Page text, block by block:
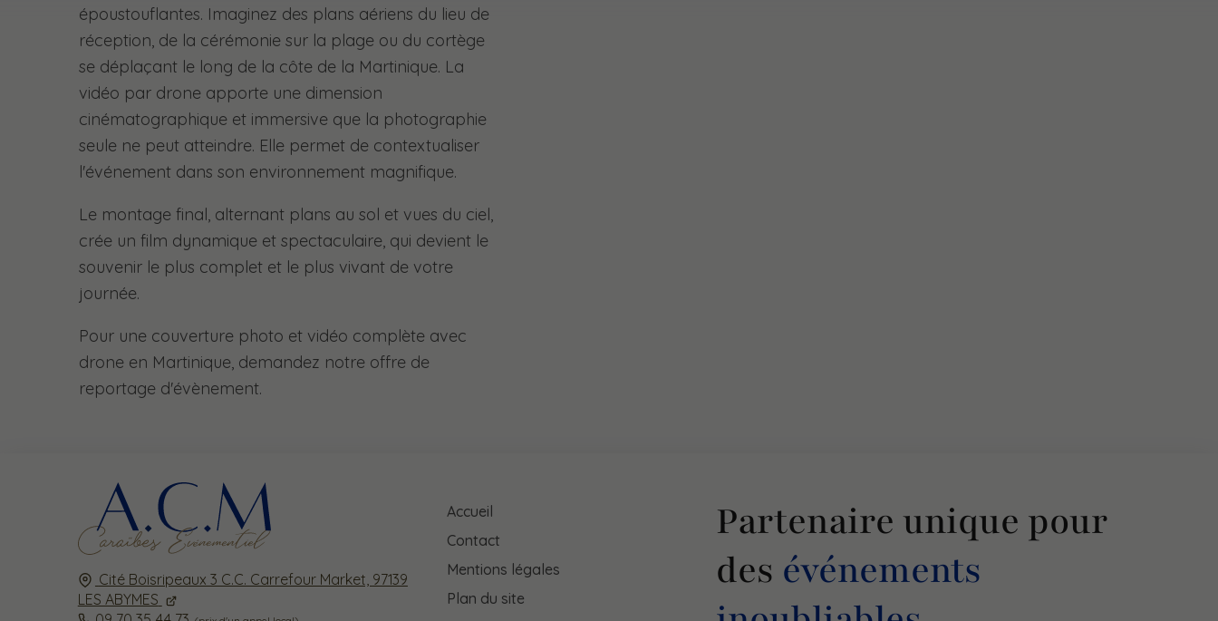
époustouflantes. Imaginez des plans aériens du lieu de
réception, de la cérémonie sur la plage ou du cortège
se déplaçant le long de la côte de la Martinique. La
vidéo par drone apporte une dimension
cinématographique et immersive que la photographie
seule ne peut atteindre. Elle permet de contextualiser
l'événement dans son environnement magnifique.
Le montage final, alternant plans au sol et vues du ciel,
crée un film dynamique et spectaculaire, qui devient le
souvenir le plus complet et le plus vivant de votre
journée.
Pour une couverture photo et vidéo complète avec
drone en Martinique, demandez notre offre de
reportage d'évènement.
Cité Boisripeaux 3 C.C. Carrefour Market, 97139
LES ABYMES
Accueil
Contact
Mentions légales
Plan du site
Partenaire unique pour
des événements